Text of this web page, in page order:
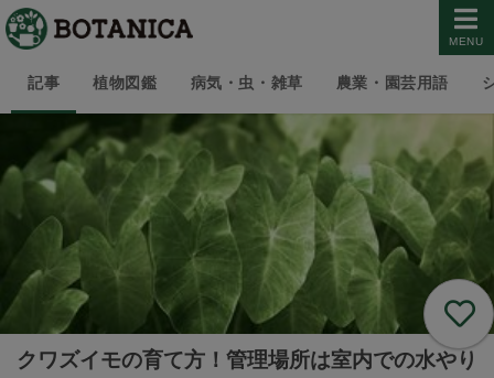
MENU
記事 植物図鑑 病気・虫・雑草 農業・園芸用語
クワズイモの育て方！管理場所は室内での水やり